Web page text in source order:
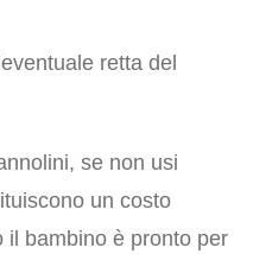
retta del
se non usi
un costo
il bambino è pronto per